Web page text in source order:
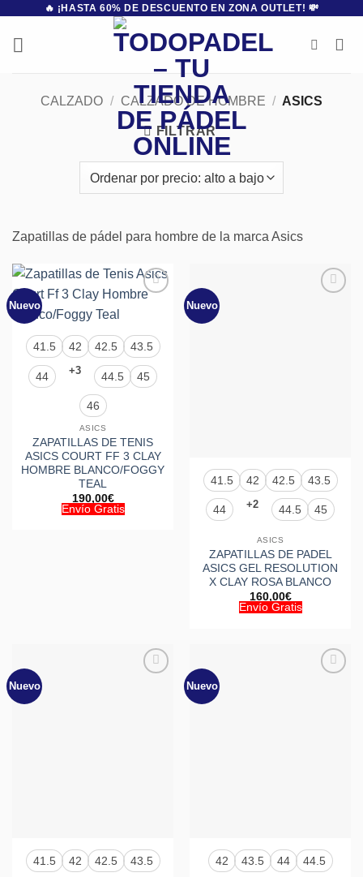
contenido
🔥 ¡HASTA 60% DE DESCUENTO EN ZONA OUTLET! 💸
CALZADO / CALZADO DE HOMBRE / ASICS
FILTRAR
Zapatillas de pádel para hombre de la marca Asics
Nuevo
deseos
41.5 42 42.5 43.5
44 +3 44.5 45
46
ASICS
ZAPATILLAS DE TENIS
ASICS COURT FF 3 CLAY
HOMBRE BLANCO/FOGGY
TEAL
190,00€
Envío Gratis
Nuevo
41.5 42 42.5 43.5
44 +2 44.5 45
ASICS
ZAPATILLAS DE PADEL
ASICS GEL RESOLUTION
X CLAY ROSA BLANCO
160,00€
Envío Gratis
Nuevo
41.5 42 42.5 43.5
Nuevo
42 43.5 44 44.5